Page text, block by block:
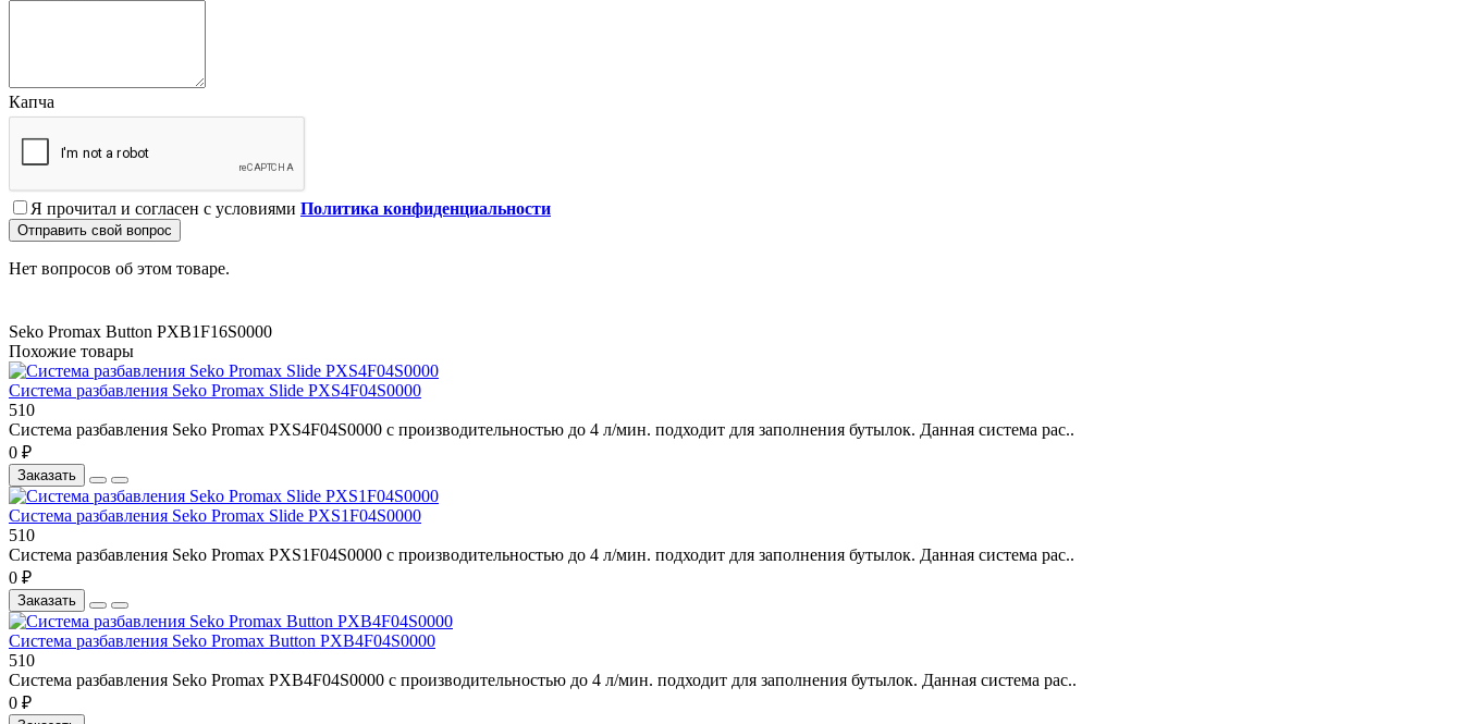
Капча
Я прочитал и согласен с условиями Политика конфиденциальности
Отправить свой вопрос
Нет вопросов об этом товаре.
Seko Promax Button PXB1F16S0000
Похожие товары
Система разбавления Seko Promax Slide PXS4F04S0000
510
Система разбавления Seko Promax PXS4F04S0000 с производительностью до 4 л/мин. подходит для заполнения бутылок. Данная система рас..
0 ₽
Заказать
Система разбавления Seko Promax Slide PXS1F04S0000
510
Система разбавления Seko Promax PXS1F04S0000 с производительностью до 4 л/мин. подходит для заполнения бутылок. Данная система рас..
0 ₽
Заказать
Система разбавления Seko Promax Button PXB4F04S0000
510
Система разбавления Seko Promax PXB4F04S0000 с производительностью до 4 л/мин. подходит для заполнения бутылок. Данная система рас..
0 ₽